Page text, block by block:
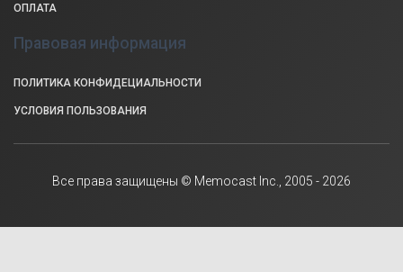
ОПЛАТА
Правовая информация
ПОЛИТИКА КОНФИДЕЦИАЛЬНОСТИ
УСЛОВИЯ ПОЛЬЗОВАНИЯ
Все права защищены © Memocast Inc., 2005 - 2026